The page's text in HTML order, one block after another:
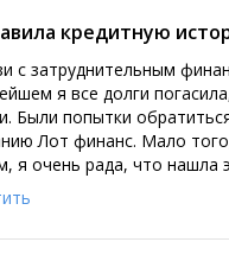
кредитную
с затруднительным
я все долги
Были попытки
Лот финанс. Мало
я очень рада, что нашла